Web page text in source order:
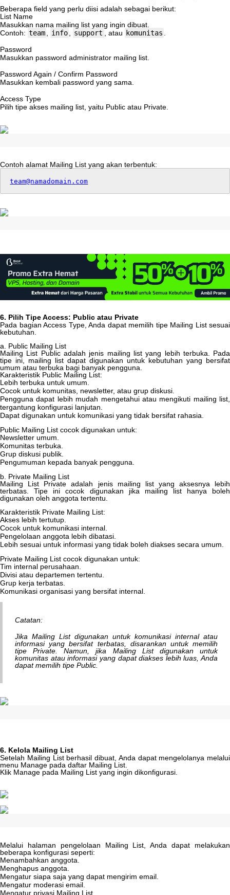
Beberapa field yang perlu diisi adalah sebagai berikut:
List Name
Masukkan nama mailing list yang ingin dibuat
Contoh: team info support atau komunitas
Password
Masukkan password administrator mailing list
Password Again / Confirm Password
Masukkan kembali password yang sama
Access Type
Pilih tipe akses mailing list yaitu Public atau Private
Contoh alamat Mailing List yang akan terbentuk:
team@namadomain . com
6. Pilih TipeAccess: Public atau Private
Pada bagian Access Type, Anda dapat memilih tipe Mailing List sesuai
kebutuhan
a
Public Mailing List
Mailing List Public adalah jenis mailing list yang lebih terbuka
Pada
tipe ini mailing list dapat digunakan untuk kebutuhan yang bersifat
umum atau terbuka bagi banyak pengguna
Karakteristik Public Mailing List:
Lebih terbuka untuk umum
Cocok untuk komunitas newsletter, atau grup diskusi
Pengguna dapat lebih mudah mengetahui atau mengikuti mailing list
tergantung konfigurasi lanjutan
Dapat digunakan untuk komunikasi yang tidak bersifat rahasia
Public Mailing List cocok digunakan untuk:
Newsletter umum
Komunitas terbuka
Grup diskusi publik
Pengumuman kepada banyak pengguna
b Private Mailing List
Mailing
List Private adalah jenis mailing list yang aksesnya
lebih
terbatas
Tipe ini cocok digunakan jika mailing list hanya
boleh
digunakan oleh anggota tertentu
Karakteristik Private Mailing List:
Akses lebih tertutup
Cocok untuk komunikasi internal
Pengelolaan anggota lebih dibatasi
Lebih sesuai untuk informasi yang tidak boleh diakses secara umum
Private Mailing List cocok digunakan untuk:
Tim internal perusahaan
Divisi atau departemen tertentu
Grup kerja terbatas
Komunikasi organisasi yang bersifat internal
Catatan:
Jika Mailing List digunakan untuk komunikasi internal atau
informasi yang bersifat terbatas, disarankan untuk memilih
tipe
Private Namun jika Mailing List digunakan
untuk
komunitas atau informasi yang dapat diakses lebih luas Anda
dapat memilih tipe Public
6. Kelola Mailing List
Setelah Mailing List berhasil dibuat, Anda dapat mengelolanya melalui
menu Manage pada daftar Mailing List.
Klik Manage pada Mailing List yang ingin dikonfigurasi.
Melalui halaman pengelolaan Mailing List Anda dapat
melakukan
beberapa konfigurasi seperti:
Menambahkan anggota
Menghapus anggota
Mengatur siapa saja yang dapat mengirim email
Mengatur moderasi email
Mengatur privasi Mailing List